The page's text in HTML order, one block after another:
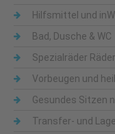
Hilfsmittel und
Bad, Dusche & WC
Spezialräder
Vorbeugen und
Gesundes Sitzen
Transfer- und